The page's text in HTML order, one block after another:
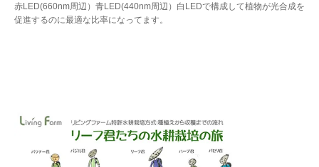
赤LED(660nm周辺）青LED(440nm周辺）白LEDで構成して植物が光合成を
促進するのに最適な比率になってます。